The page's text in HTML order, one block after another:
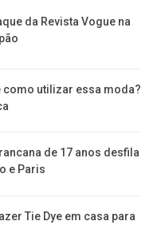
da Revista Vogue na
como utilizar essa moda?
de 17 anos desfila
e Paris
Tie Dye em casa para